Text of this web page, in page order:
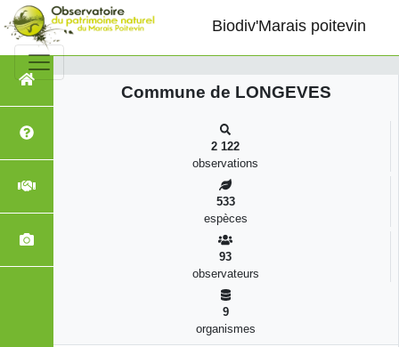
LONGEVES, Biodiversité
Biodiv'Marais poitevin
Commune de LONGEVES
2 122
observations
533
espèces
93
observateurs
9
organismes